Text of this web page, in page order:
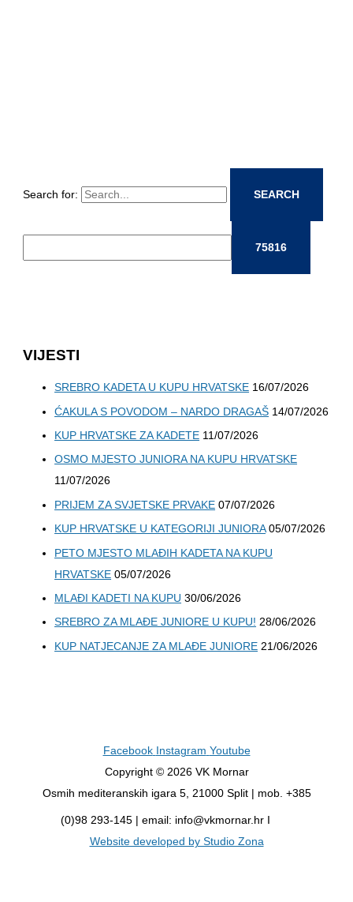
Search for:
VIJESTI
SREBRO KADETA U KUPU HRVATSKE 16/07/2026
ĆAKULA S POVODOM – NARDO DRAGAŠ 14/07/2026
KUP HRVATSKE ZA KADETE 11/07/2026
OSMO MJESTO JUNIORA NA KUPU HRVATSKE
11/07/2026
PRIJEM ZA SVJETSKE PRVAKE 07/07/2026
KUP HRVATSKE U KATEGORIJI JUNIORA 05/07/2026
PETO MJESTO MLAĐIH KADETA NA KUPU
HRVATSKE 05/07/2026
MLAĐI KADETI NA KUPU 30/06/2026
SREBRO ZA MLAĐE JUNIORE U KUPU! 28/06/2026
KUP NATJECANJE ZA MLAĐE JUNIORE 21/06/2026
Facebook Instagram Youtube
Copyright © 2026 VK Mornar
Osmih mediteranskih igara 5, 21000 Split | mob. +385
(0)98 293-145 | email: info@vkmornar.hr I
Website developed by Studio Zona